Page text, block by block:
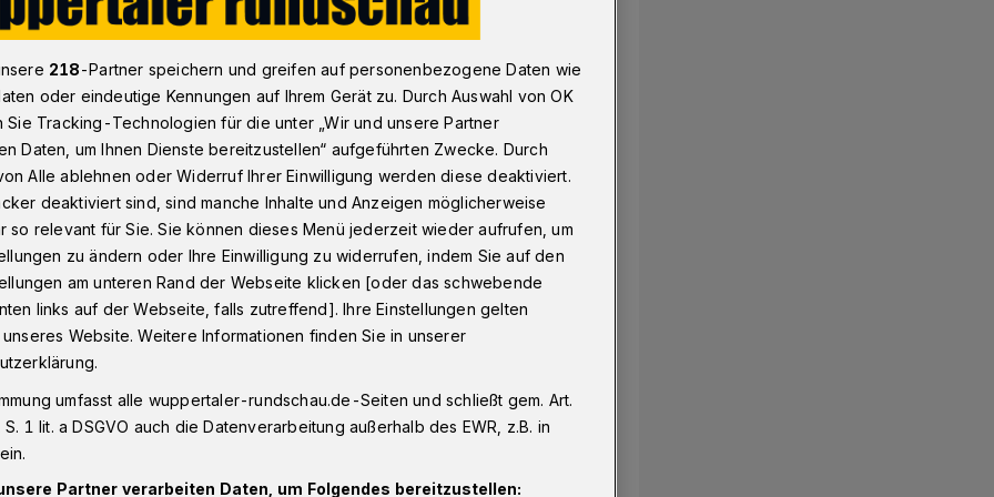
in Wuppertal an und auf der Wupper​
an und auf
findet am Samstag (29. Juni
inzwischen traditionelle Piratenfest statt.
alle etwas.
218-Partner speichern und greifen auf personenbezogene Daten wie
oder eindeutige Kennungen auf Ihrem Gerät zu. Durch Auswahl von OK
Sie Tracking-Technologien für die unter „Wir und unsere Partner
Daten, um Ihnen Dienste bereitzustellen“ aufgeführten Zwecke. Durch
Alle ablehnen oder Widerruf Ihrer Einwilligung werden diese deaktiviert.
deaktiviert sind, sind manche Inhalte und Anzeigen möglicherweise
so relevant für Sie. Sie können dieses Menü jederzeit wieder aufrufen, um
zu ändern oder Ihre Einwilligung zu widerrufen, indem Sie auf den
am unteren Rand der Webseite klicken [oder das schwebende
links auf der Webseite, falls zutreffend]. Ihre Einstellungen gelten
Website. Weitere Informationen finden Sie in unserer
umfasst alle wuppertaler-rundschau.de-Seiten und schließt gem. Art.
1 lit. a DSGVO auch die Datenverarbeitung außerhalb des EWR, z.B. in
Partner verarbeiten Daten, um Folgendes bereitzustellen: